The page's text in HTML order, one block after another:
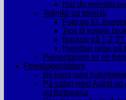
Har du oversikt
Teknikk og teknisk
Foto og KI,
Tips til korleis
Backup på 1-2-3?
Hvordan reise på
Presentasjon av en
Foredragsholdere
Bli kjent med
På safari med Astrid
og Botswana